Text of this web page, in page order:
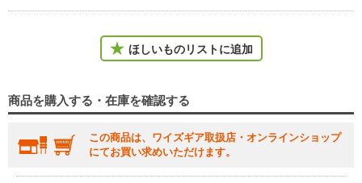
ほしいものリストに追加
商品を購入する・在庫を確認する
この商品は、ワイズギア取扱店・オンラインショップ
にてお買い求めいただけます。